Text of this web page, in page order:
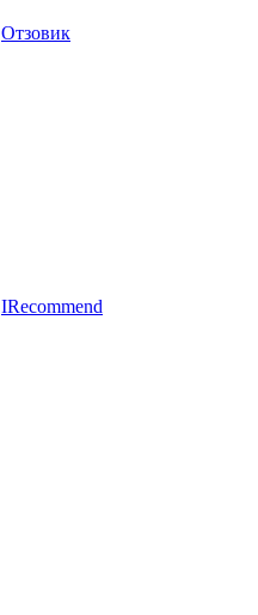
Отзовик
IRecommend